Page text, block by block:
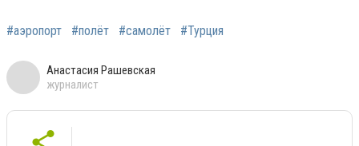
#аэропорт #полёт #самолёт #Турция
Анастасия Рашевская
журналист